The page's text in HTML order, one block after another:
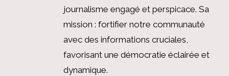
journalisme engagé et perspicace. Sa
mission : fortifier notre communauté
avec des informations cruciales,
favorisant une démocratie éclairée et
dynamique.